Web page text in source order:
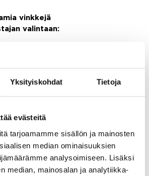
Yksityiskohdat Tietoja
evästeitä
tarjoamamme sisällön ja mainosten
median ominaisuuksien
analysoimiseen. Lisäksi
median, mainosalan ja analytiikka-
vinkkejä
valintaan:
kuntotarkastaja noudattaa
sopimus kuntotarkastajan
halvinta
Perusteellisesti suoritettu
kestää useampia tunteja ja